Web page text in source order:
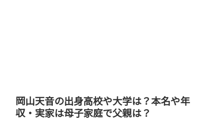
岡山天音の出身高校や大学は？本名や年
収・実家は母子家庭で父親は？